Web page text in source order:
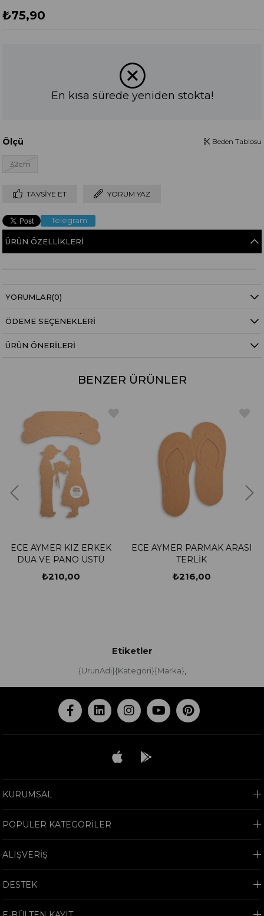
₺75,90
En kısa sürede yeniden stokta!
Ölçü
32cm
Beden Tablosu
TAVSIYE ET YORUM YAZ
Telegram
ÜRÜN ÖZELLIKLERI
YORUMLAR(0)
ÖDEME SEÇENEKLERI
ÜRÜN ÖNERILERI
BENZER ÜRÜNLER
ERKEK
ECE AYMER PARMAK ARASI
TERLİK
ECE AYMER
Etiketler
{UrunAdi}{Kategori}{Marka},
KURUMSAL
POPÜLER KATEGORİLER
ALIŞVERİŞ
DESTEK